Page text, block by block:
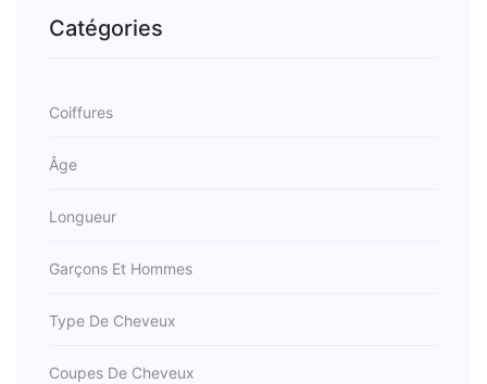
Catégories
Coiffures
Âge
Longueur
Garçons Et Hommes
Type De Cheveux
Coupes De Cheveux